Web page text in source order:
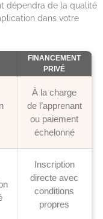
dépendra de la qualité
dans votre
FINANCEMENT
PRIVÉ
À la charge
de l’apprenant
ou paiement
échelonné
Inscription
directe avec
conditions
propres